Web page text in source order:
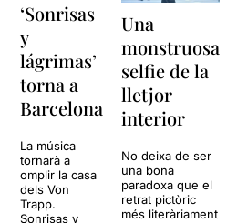
‘Sonrisas
y
lágrimas’
torna a
Barcelona
La música
tornarà a
omplir la casa
dels Von
Trapp.
Sonrisas y
Una
monstruosa
selfie de la
lletjor
interior
No deixa de ser
una bona
paradoxa que el
retrat pictòric
més literàriament